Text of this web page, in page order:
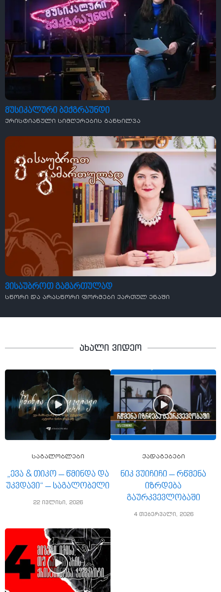
მუსიკალური ბექგრაუნდი
ქრისტიანული სიმღერების განხილვა
ვისაუბროთ გამართულად
სწორი და არასწორი ფორმები ქართულ ენაში
ახალი ვიდეო
საგალობლები
„ევა & თიკო – წმინდა და
უკვდავი“ – საგალობელი
22 ივლისი, 2026
ქადაგებები
ნიკ ვუიჩიჩი – რწმენა
იზრდება
გაურკვევლობაში
4 თებერვალი, 2026